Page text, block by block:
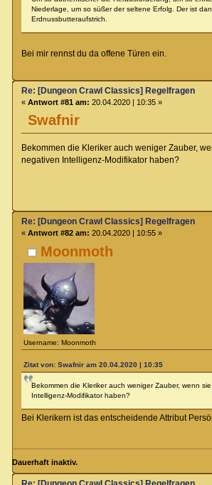
Niederlage, um so süßer der seltene Erfolg. Der ist
Erdnussbutteraufstrich.
Bei mir rennst du da offene Türen ein.
Swafnir
Re: [Dungeon Crawl Classics] Regelfragen
« Antwort #81 am: 20.04.2020 | 10:35 »
Bekommen die Kleriker auch weniger Zauber,
negativen Intelligenz-Modifikator haben?
Moonmoth
Username: Moonmoth
Re: [Dungeon Crawl Classics] Regelfragen
« Antwort #82 am: 20.04.2020 | 10:55 »
Zitat von: Swafnir am 20.04.2020 | 10:35
Bekommen die Kleriker auch weniger Zauber, wenn
Intelligenz-Modifikator haben?
Bei Klerikern ist das entscheidende Attribut
Dauerhaft inaktiv.